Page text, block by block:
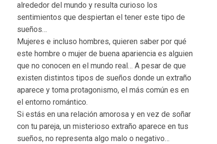
alrededor del mundo y resulta curioso los
sentimientos que despiertan el tener este tipo de
sueños…
Mujeres e incluso hombres, quieren saber por qué
este hombre o mujer de buena apariencia es alguien
que no conocen en el mundo real… A pesar de que
existen distintos tipos de sueños donde un extraño
aparece y toma protagonismo, el más común es en
el entorno romántico.
Si estás en una relación amorosa y en vez de soñar
con tu pareja, un misterioso extraño aparece en tus
sueños, no representa algo malo o negativo…